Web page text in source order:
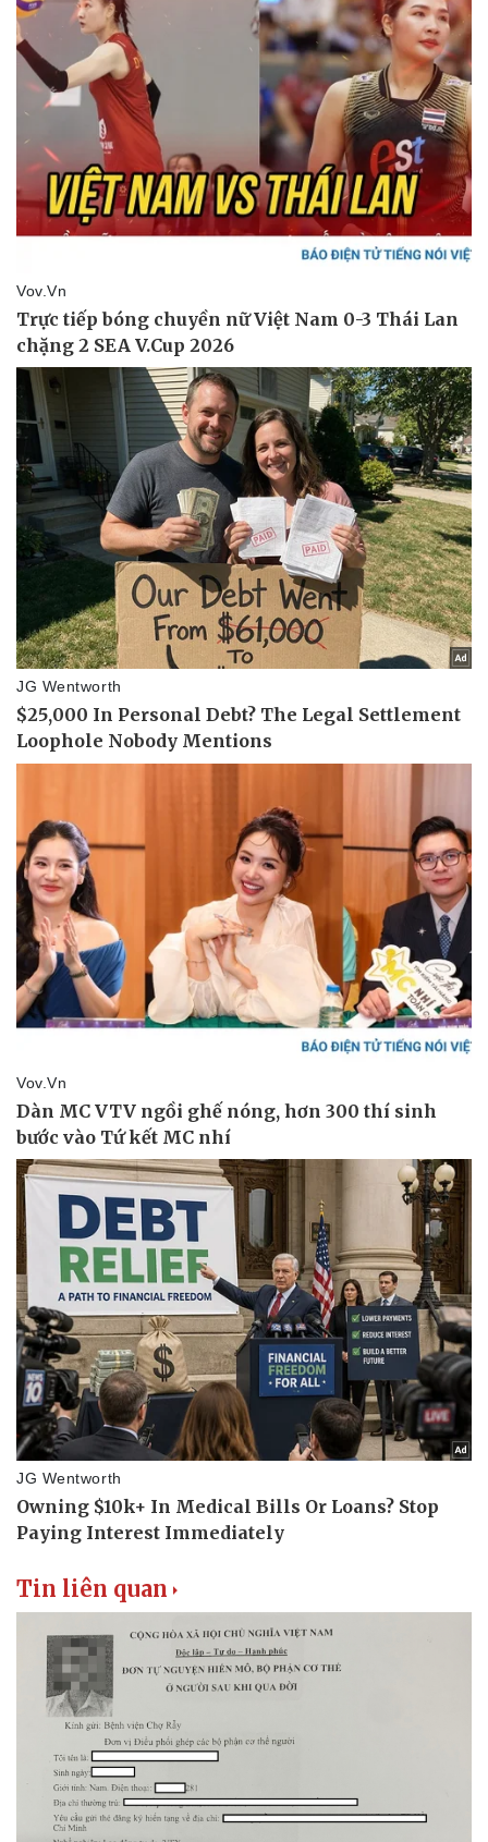
Pháp luật
Vụ án
Tư vấn luật
Quân sự - Quốc phòng
Vũ khí
Việt Nam
Phân tích
Thể thao
Lịch thi đấu bóng đá
Thế giới thể thao
eSports
Hậu trường
Xe máy
Tư vấn
Tin liên quan